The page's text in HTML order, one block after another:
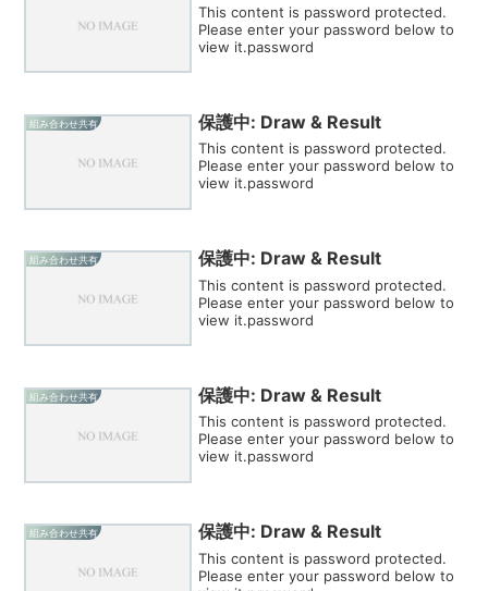
This content is password protected.
Please enter your password below to
view it.password
組み合わせ共有 保護中: Draw & Result
This content is password protected.
Please enter your password below to
view it.password
組み合わせ共有 保護中: Draw & Result
This content is password protected.
Please enter your password below to
view it.password
組み合わせ共有 保護中: Draw & Result
This content is password protected.
Please enter your password below to
view it.password
組み合わせ共有 保護中: Draw & Result
This content is password protected.
Please enter your password below to